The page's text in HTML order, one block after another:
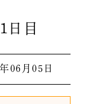
目
06月05日